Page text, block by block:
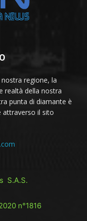
regione, la
realtà della nostra
punta di diamante è
attraverso il sito
S.A.S.
n°1816